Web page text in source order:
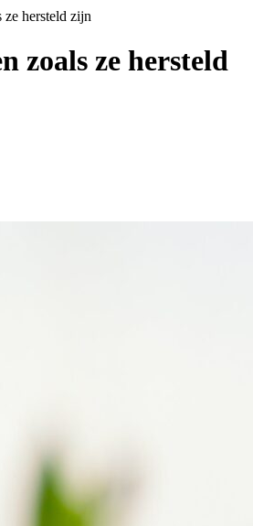
ze hersteld zijn
zoals ze hersteld